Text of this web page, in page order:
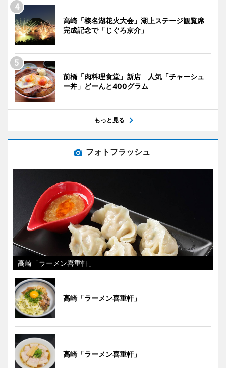
高崎「榛名湖花火大会」湖上ステージ観覧席
完成記念で「じぐろ京介」
前橋「肉料理食堂」新店 人気「チャーシュ
ー丼」どーんと400グラム
もっと見る
フォトフラッシュ
高崎「ラーメン喜重軒」
高崎「ラーメン喜重軒」
高崎「ラーメン喜重軒」